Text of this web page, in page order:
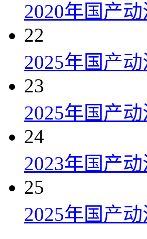
2020年国产
22
2025年国产
23
2025年国产
24
2023年国产
25
2025年国产